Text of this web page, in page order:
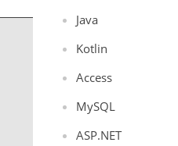
Java
Kotlin
Access
MySQL
ASP.NET